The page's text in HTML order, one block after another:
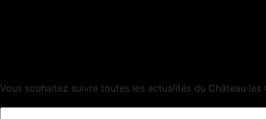
Vous souhaitez suivre toutes les actualités du Château les